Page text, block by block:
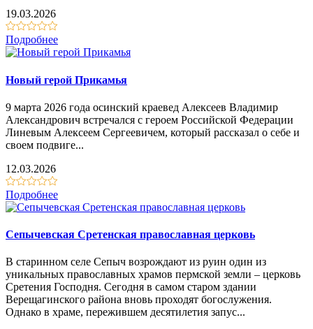
19.03.2026
Подробнее
Новый герой Прикамья
9 марта 2026 года осинский краевед Алексеев Владимир
Александрович встречался с героем Российской Федерации
Линевым Алексеем Сергеевичем, который рассказал о себе и
своем подвиге...
12.03.2026
Подробнее
Сепычевская Сретенская православная церковь
В старинном селе Сепыч возрождают из руин один из
уникальных православных храмов пермской земли – церковь
Сретения Господня. Сегодня в самом старом здании
Верещагинского района вновь проходят богослужения.
Однако в храме, пережившем десятилетия запус...